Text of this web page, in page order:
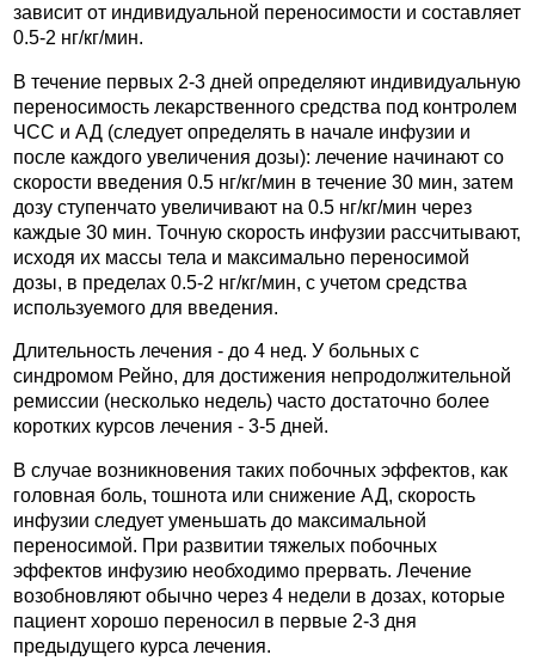
зависит от индивидуальной переносимости и составляет
0.5-2 нг/кг/мин.
В течение первых 2-3 дней определяют индивидуальную
переносимость лекарственного средства под контролем
ЧСС и АД (следует определять в начале инфузии и
после каждого увеличения дозы): лечение начинают со
скорости введения 0.5 нг/кг/мин в течение 30 мин, затем
дозу ступенчато увеличивают на 0.5 нг/кг/мин через
каждые 30 мин. Точную скорость инфузии рассчитывают,
исходя их массы тела и максимально переносимой
дозы, в пределах 0.5-2 нг/кг/мин, с учетом средства
используемого для введения.
Длительность лечения - до 4 нед. У больных с
синдромом Рейно, для достижения непродолжительной
ремиссии (несколько недель) часто достаточно более
коротких курсов лечения - 3-5 дней.
В случае возникновения таких побочных эффектов, как
головная боль, тошнота или снижение АД, скорость
инфузии следует уменьшать до максимальной
переносимой. При развитии тяжелых побочных
эффектов инфузию необходимо прервать. Лечение
возобновляют обычно через 4 недели в дозах, которые
пациент хорошо переносил в первые 2-3 дня
предыдущего курса лечения.